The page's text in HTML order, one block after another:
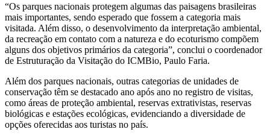
“Os parques nacionais protegem algumas das paisagens brasileiras
mais importantes, sendo esperado que fossem a categoria mais
visitada. Além disso, o desenvolvimento da interpretação ambiental,
da recreação em contato com a natureza e do ecoturismo compõem
alguns dos objetivos primários da categoria”, conclui o coordenador
de Estruturação da Visitação do ICMBio, Paulo Faria.
Além dos parques nacionais, outras categorias de unidades de
conservação têm se destacado ano após ano no registro de visitas,
como áreas de proteção ambiental, reservas extrativistas, reservas
biológicas e estações ecológicas, evidenciando a diversidade de
opções oferecidas aos turistas no país.